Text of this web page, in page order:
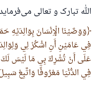
الله تبارک و تعالی
وَوَصَّيْنَا الْإِنْسَانَ بِوَالِدَيْهِ
عَلَى أَنْ تُشْرِكَ بِي مَا لَيْسَ لَكَ
فِي الدُّنْيَا مَعْرُوفًا وَاتَّبِعْ